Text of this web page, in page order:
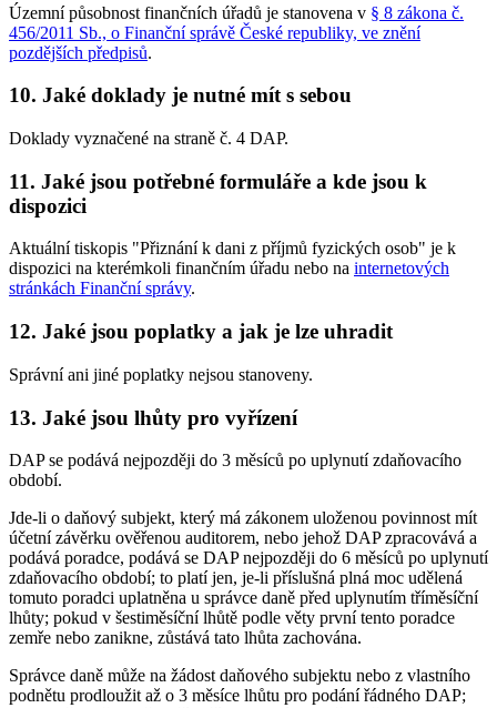
Územní působnost finančních úřadů je stanovena v § 8 zákona č.
456/2011 Sb., o Finanční správě České republiky, ve znění
pozdějších předpisů.
10. Jaké doklady je nutné mít s sebou
Doklady vyznačené na straně č. 4 DAP.
11. Jaké jsou potřebné formuláře a kde jsou k
dispozici
Aktuální tiskopis "Přiznání k dani z příjmů fyzických osob" je k
dispozici na kterémkoli finančním úřadu nebo na internetových
stránkách Finanční správy.
12. Jaké jsou poplatky a jak je lze uhradit
Správní ani jiné poplatky nejsou stanoveny.
13. Jaké jsou lhůty pro vyřízení
DAP se podává nejpozději do 3 měsíců po uplynutí zdaňovacího
období.
Jde-li o daňový subjekt, který má zákonem uloženou povinnost mít
účetní závěrku ověřenou auditorem, nebo jehož DAP zpracovává a
podává poradce, podává se DAP nejpozději do 6 měsíců po uplynutí
zdaňovacího období; to platí jen, je-li příslušná plná moc udělená
tomuto poradci uplatněna u správce daně před uplynutím tříměsíční
lhůty; pokud v šestiměsíční lhůtě podle věty první tento poradce
zemře nebo zanikne, zůstává tato lhůta zachována.
Správce daně může na žádost daňového subjektu nebo z vlastního
podnětu prodloužit až o 3 měsíce lhůtu pro podání řádného DAP;